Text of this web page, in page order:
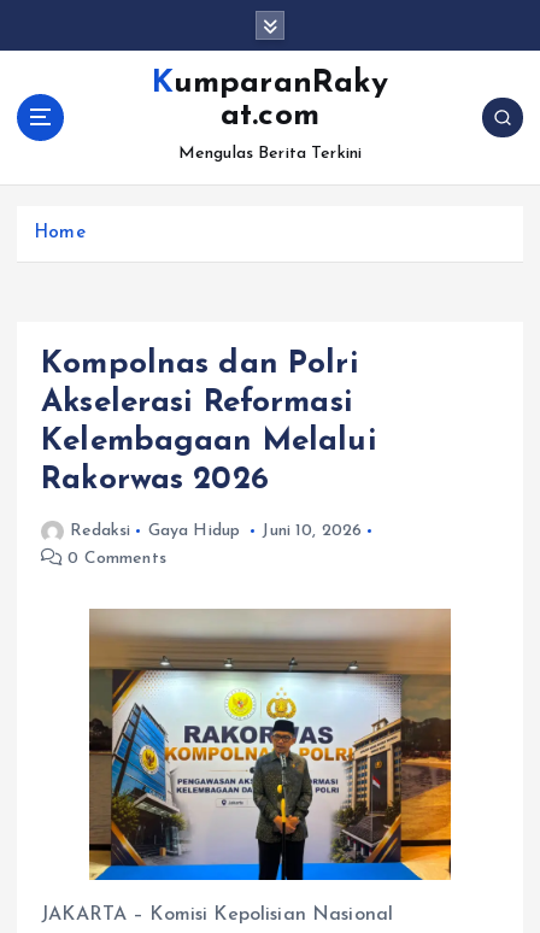
KumparanRaky
at.com
Mengulas Berita Terkini
Home
Kompolnas dan Polri
Akselerasi Reformasi
Kelembagaan Melalui
Rakorwas 2026
Redaksi Gaya Hidup
Juni 10, 2026
0 Comments
JAKARTA – Komisi Kepolisian Nasional